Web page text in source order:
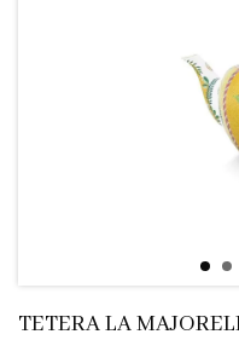
TETERA LA